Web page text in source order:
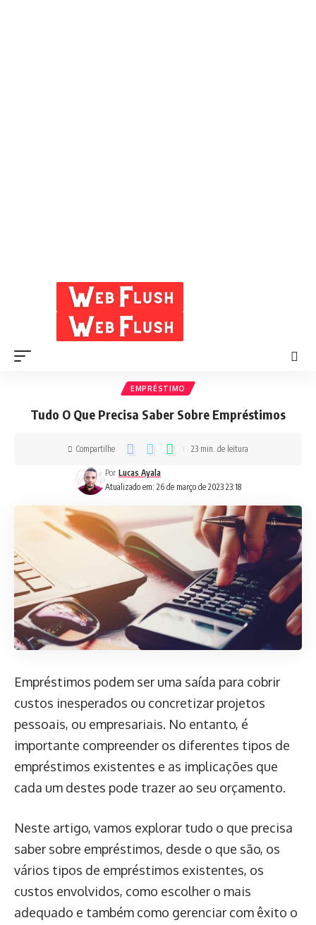
EMPRÉSTIMO
Tudo O Que Precisa Saber Sobre Empréstimos
Atualizado em: 26 de março de 2023 23:18
Por Lucas Ayala
Compartilhe 23 min. de leitura
Empréstimos podem ser uma saída para cobrir
custos inesperados ou concretizar projetos
pessoais, ou empresariais. No entanto, é
importante compreender os diferentes tipos de
empréstimos existentes e as implicações que
cada um destes pode trazer ao seu orçamento.
Neste artigo, vamos explorar tudo o que precisa
saber sobre empréstimos, desde o que são, os
vários tipos de empréstimos existentes, os
custos envolvidos, como escolher o mais
adequado e também como gerenciar com êxito o